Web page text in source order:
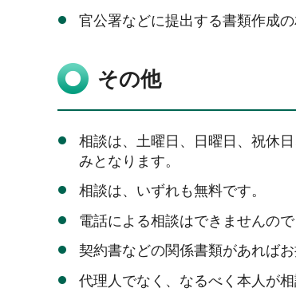
官公署などに提出する書類作成の
その他
相談は、土曜日、日曜日、祝休
みとなります。
相談は、いずれも無料です。
電話による相談はできませんので
契約書などの関係書類があればお
代理人でなく、なるべく本人が相